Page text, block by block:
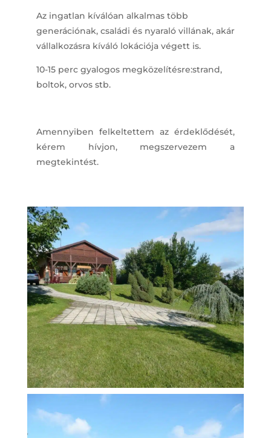
Az ingatlan kíválóan alkalmas több
generációnak, családi és nyaraló villának, akár
vállalkozásra kíváló lokációja végett is.
10-15 perc gyalogos megközelítésre:strand,
boltok, orvos stb.
Amennyiben felkeltettem az érdeklődését,
kérem hívjon, megszervezem a
megtekintést.